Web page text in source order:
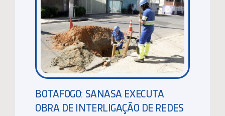
BOTAFOGO: SANASA EXECUTA
OBRA DE INTERLIGAÇÃO DE REDES